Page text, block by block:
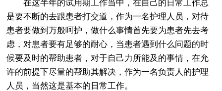
在这半年的试用期工作当中，在自己的日常工作总
是要不断的去跟患者打交道，作为一名护理人员，对待
患者要做到万般呵护，做什么事情首先要为患者先去考
虑，对患者要有足够的耐心，当患者遇到什么问题的时
候要及时的帮助患者，对于自己力所能及的事情，在允
许的前提下尽量的帮助其解决，作为一名负责人的护理
人员，当然这是基本的日常工作。